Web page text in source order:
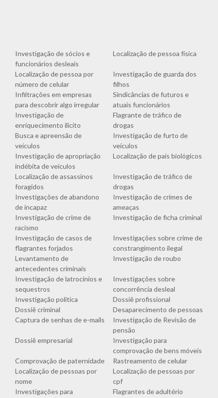
Investigação de sócios e
funcionários desleais
Localização de pessoa física
Localização de pessoa por
número de celular
Investigação de guarda dos
filhos
Infiltrações em empresas
para descobrir algo irregular
Sindicâncias de futuros e
atuais funcionários
Investigação de
enriquecimento ilícito
Flagrante de tráfico de
drogas
Busca e apreensão de
veículos
Investigação de furto de
veículos
Investigação de apropriação
indébita de veículos
Localização de pais biológicos
Localização de assassinos
foragidos
Investigação de tráfico de
drogas
Investigações de abandono
de incapaz
Investigação de crimes de
ameaças
Investigação de crime de
racismo
Investigação de ficha criminal
Investigação de casos de
flagrantes forjados
Investigações sobre crime de
constrangimento ilegal
Levantamento de
antecedentes criminais
Investigação de roubo
Investigação de latrocínios e
sequestros
Investigações sobre
concorrência desleal
Investigação política
Dossiê profissional
Dossiê criminal
Desaparecimento de pessoas
Captura de senhas de e-mails
Investigação de Revisão de
pensão
Dossiê empresarial
Investigação para
comprovação de bens móveis
Comprovação de paternidade
Rastreamento de celular
Localização de pessoas por
nome
Localização de pessoas por
cpf
Investigações para
Flagrantes de adultério